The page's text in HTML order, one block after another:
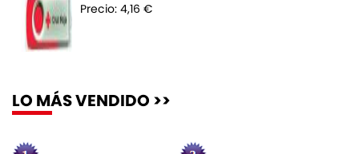
Precio: 4,16 €
LO MÁS VENDIDO >>